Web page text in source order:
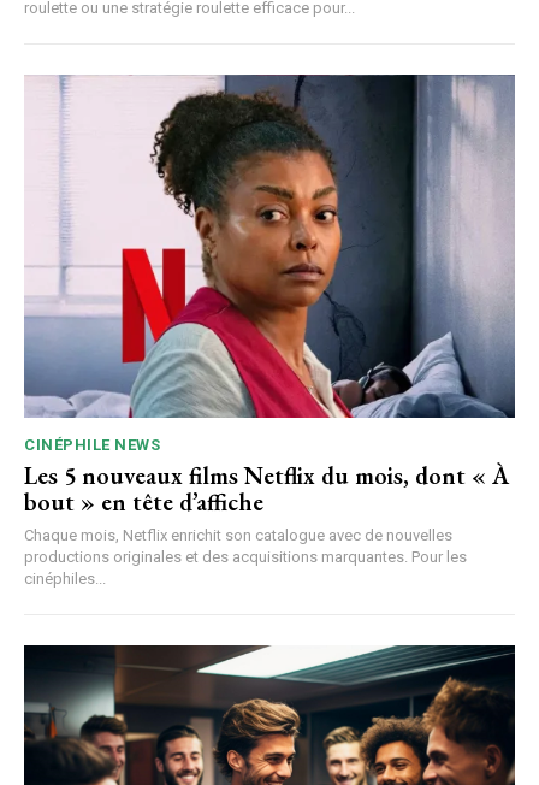
roulette ou une stratégie roulette efficace pour...
CINÉPHILE NEWS
Les 5 nouveaux films Netflix du mois, dont « À
bout » en tête d’affiche
Chaque mois, Netflix enrichit son catalogue avec de nouvelles
productions originales et des acquisitions marquantes. Pour les
cinéphiles...